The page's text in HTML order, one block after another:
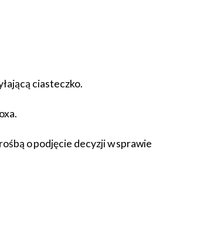
ciasteczko.
o podjęcie decyzji w sprawie